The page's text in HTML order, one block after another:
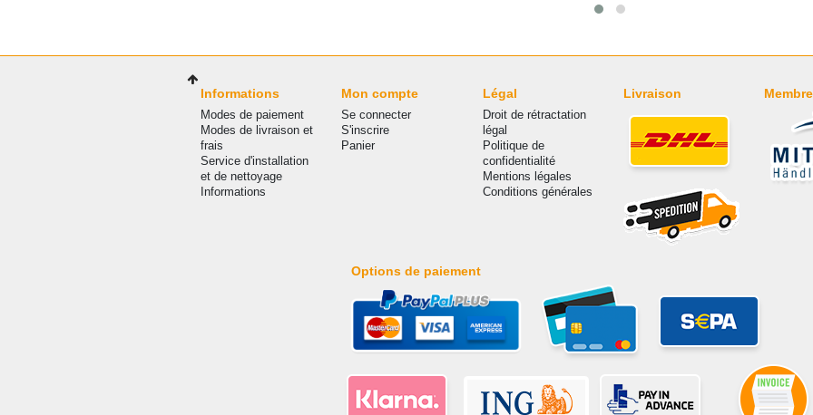
Informations
Modes de paiement
Modes de livraison et
frais
Service d'installation
et de nettoyage
Informations
Mon compte
Se connecter
S'inscrire
Panier
Légal
Droit de rétractation
légal
Politique de
confidentialité
Mentions légales
Conditions générales
Livraison
Options de paiement